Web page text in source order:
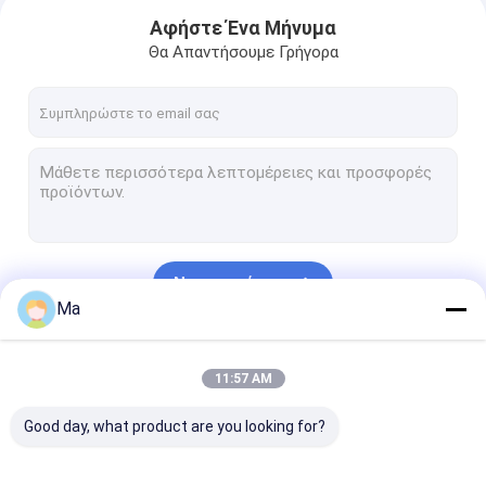
Αφήστε Ένα Μήνυμα
Θα Απαντήσουμε Γρήγορα
Να συνεχίσει
Ma
11:57 AM
Good day, what product are you looking for?